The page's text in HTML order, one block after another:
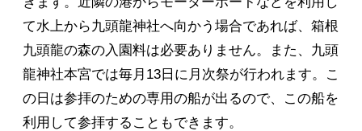
て水上から九頭龍神社へ向かう場合であれば、箱根
九頭龍の森の入園料は必要ありません。また、九頭
龍神社本宮では毎月13日に月次祭が行われます。こ
の日は参拝のための専用の船が出るので、この船を
利用して参拝することもできます。